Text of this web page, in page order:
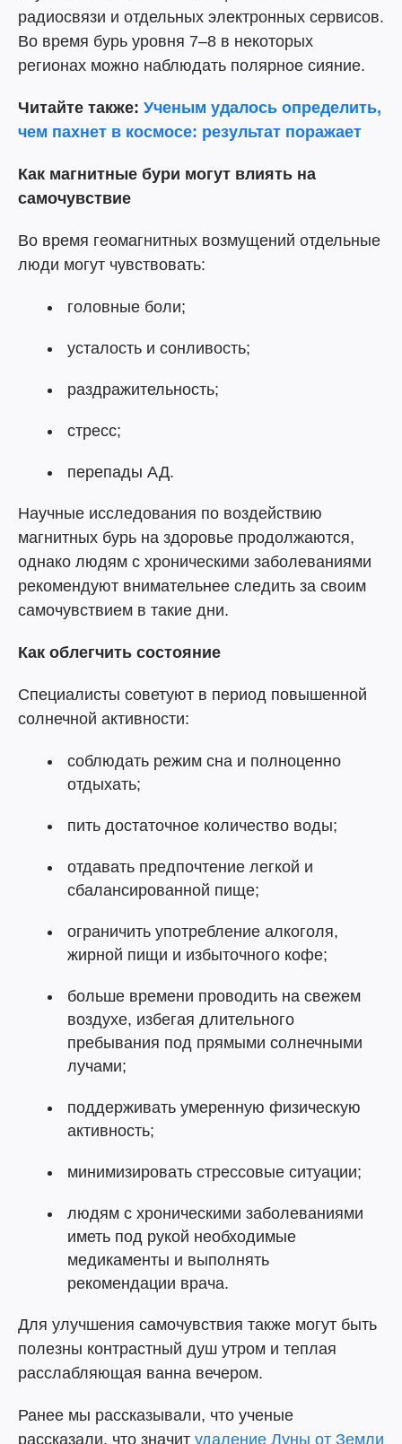
радиосвязи и отдельных электронных сервисов.
Во время бурь уровня 7–8 в некоторых
регионах можно наблюдать полярное сияние.
Читайте также: Ученым удалось определить,
чем пахнет в космосе: результат поражает
Как магнитные бури могут влиять на
самочувствие
Во время геомагнитных возмущений отдельные
люди могут чувствовать:
головные боли;
усталость и сонливость;
раздражительность;
стресс;
перепады АД.
Научные исследования по воздействию
магнитных бурь на здоровье продолжаются,
однако людям с хроническими заболеваниями
рекомендуют внимательнее следить за своим
самочувствием в такие дни.
Как облегчить состояние
Специалисты советуют в период повышенной
солнечной активности:
соблюдать режим сна и полноценно
отдыхать;
пить достаточное количество воды;
отдавать предпочтение легкой и
сбалансированной пище;
ограничить употребление алкоголя,
жирной пищи и избыточного кофе;
больше времени проводить на свежем
воздухе, избегая длительного
пребывания под прямыми солнечными
лучами;
поддерживать умеренную физическую
активность;
минимизировать стрессовые ситуации;
людям с хроническими заболеваниями
иметь под рукой необходимые
медикаменты и выполнять
рекомендации врача.
Для улучшения самочувствия также могут быть
полезны контрастный душ утром и теплая
расслабляющая ванна вечером.
Ранее мы рассказывали, что ученые
рассказали, что значит удаление Луны от Земли